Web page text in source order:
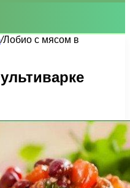
/Лобио с мясом в